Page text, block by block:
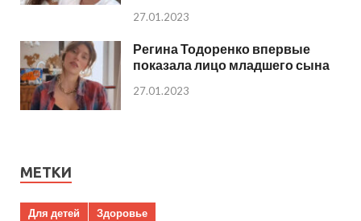
27.01.2023
Регина Тодоренко впервые
показала лицо младшего сына
27.01.2023
МЕТКИ
Для детей
Здоровье